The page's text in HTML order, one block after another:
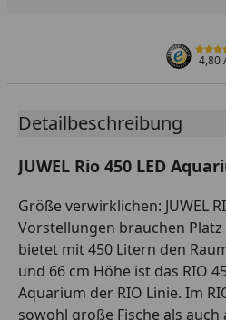
4,80
Detailbeschreibung
JUWEL Rio 450 LED
Größe verwirklichen: JUWEL
Vorstellungen brauchen Platz
bietet mit 450 Litern den
und 66 cm Höhe ist das RIO
Aquarium der RIO Linie. Im
sowohl große Fische als